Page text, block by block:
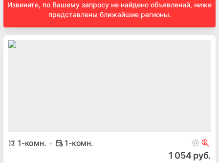
Извините, по Вашему запросу не найдено объявлений, ниже
представлены ближайшие регионы.
1-комн. 1-комн.
1 054 руб.